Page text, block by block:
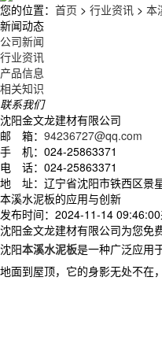
您的位置： 首页 > 行业资讯 > 本
新闻动态
公司新闻
行业资讯
产品信息
相关知识
联系我们
沈阳金文龙建材有限公司
邮 箱： 94236727@qq.com
手 机：024-25863371
电 话：024-25863371
地 址：辽宁省沈阳市铁西区景
本溪水泥板的应用与创新
发布时间：2024-11-14 09:46:00
沈阳金文龙建材有限公司为您免
沈阳本溪水泥板是一种广泛应用
地面到屋顶，它的身影无处不在